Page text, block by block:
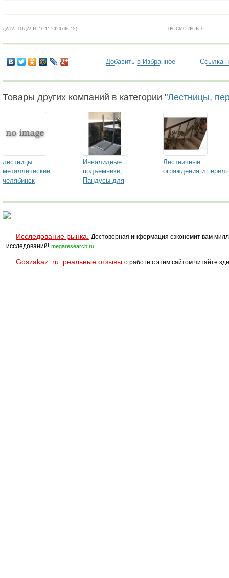
ДАТА ПОДАЧИ: 10.11.2020 (06:19) ПРОСМОТРОВ: 0
Добавить в Избранное Ссылка
Товары других компаний в категории "Лестницы,
лестницы
металлические
челябинск
Инвалидные
подъемники,
Пандусы для
Лестничные
ограждения и перила
Исследование рынка.
Достоверная информация сэкономит вам
исследований! megaresearch.ru
Goszakaz. ru: реальные отзывы о работе с этим сайтом читайте